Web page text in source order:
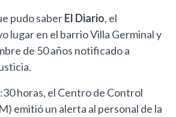
pudo saberEl Diario, el
lugar en el barrio Villa Germinal y
de 50 años notificado a
horas, el Centro de Control
emitió un alerta al personal de la